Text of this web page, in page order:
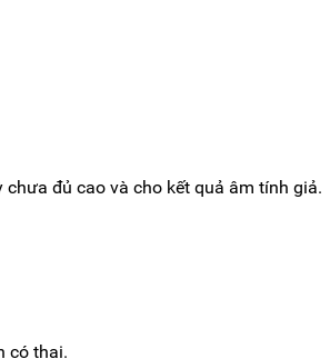
đủ cao và cho kết quả âm tính giả.
có thai.